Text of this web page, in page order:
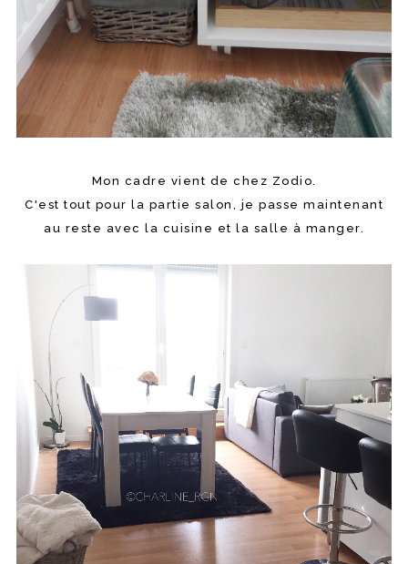
Mon cadre vient de chez Zodio.
C'est tout pour la partie salon, je passe maintenant
au reste avec la cuisine et la salle à manger.